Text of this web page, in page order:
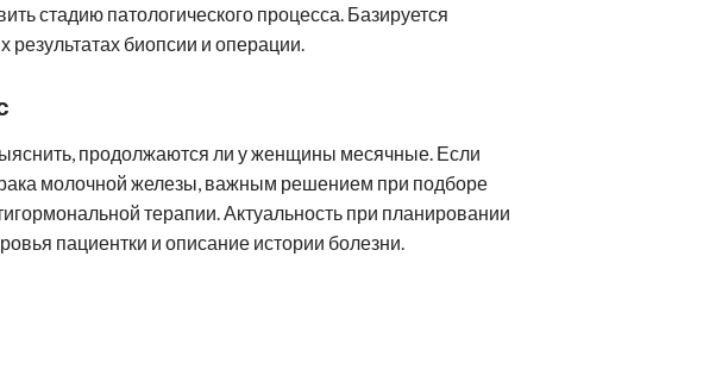
стадию патологического процесса. Базируется
биопсии и операции.
продолжаются ли у женщины месячные. Если
молочной железы, важным решением при подборе
терапии. Актуальность при планировании
пациентки и описание истории болезни.